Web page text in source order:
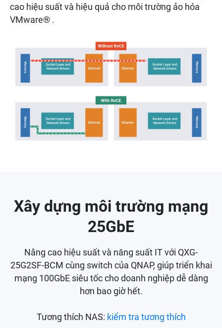
cao hiệu suất và hiệu quả cho môi trường ảo hóa
VMware® .
Xây dựng môi trường mạng
25GbE
Nâng cao hiệu suất và năng suất IT với QXG-
25G2SF-BCM cùng switch của QNAP, giúp triển khai
mạng 100GbE siêu tốc cho doanh nghiệp dễ dàng
hơn bao giờ hết.
Tương thích NAS: kiểm tra tương thích